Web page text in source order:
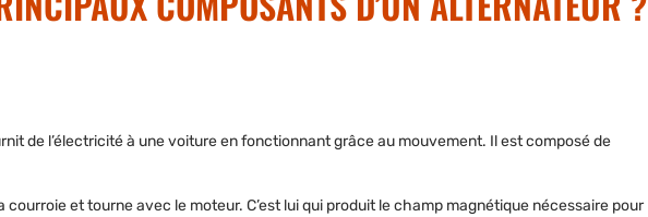
de l’électricité à une voiture en fonctionnant grâce au mouvement. Il est composé de
courroie et tourne avec le moteur. C’est lui qui produit le champ magnétique nécessaire pour